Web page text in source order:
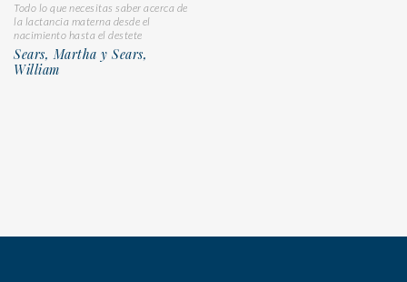
Todo lo que necesitas saber acerca de
la lactancia materna desde el
nacimiento hasta el destete
Sears, Martha y Sears,
William